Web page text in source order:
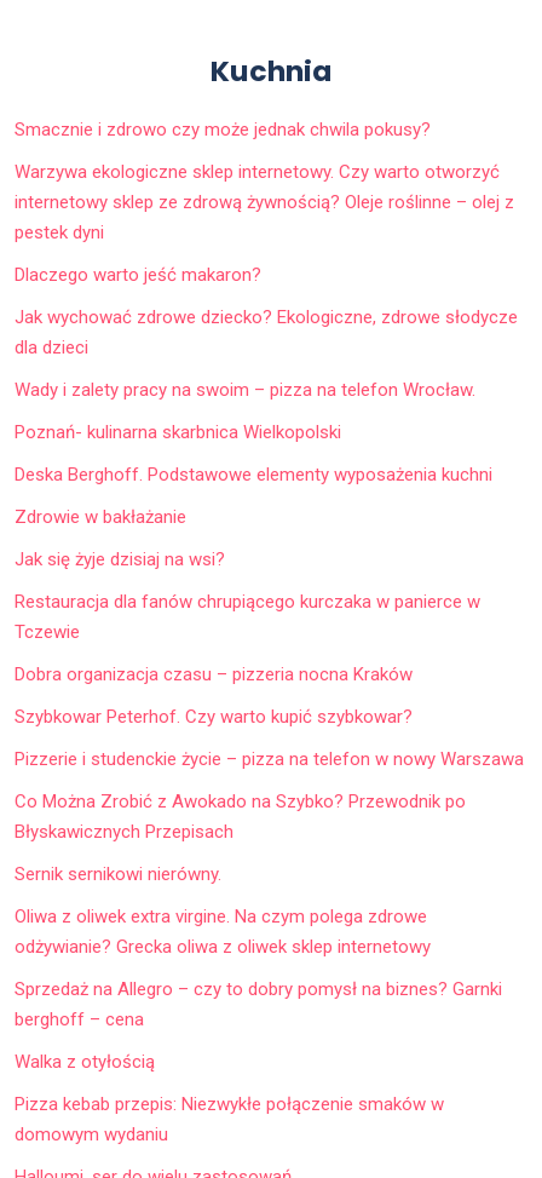
Kuchnia
Smacznie i zdrowo czy może jednak chwila pokusy?
Warzywa ekologiczne sklep internetowy. Czy warto otworzyć
internetowy sklep ze zdrową żywnością? Oleje roślinne – olej z
pestek dyni
Dlaczego warto jeść makaron?
Jak wychować zdrowe dziecko? Ekologiczne, zdrowe słodycze
dla dzieci
Wady i zalety pracy na swoim – pizza na telefon Wrocław.
Poznań- kulinarna skarbnica Wielkopolski
Deska Berghoff. Podstawowe elementy wyposażenia kuchni
Zdrowie w bakłażanie
Jak się żyje dzisiaj na wsi?
Restauracja dla fanów chrupiącego kurczaka w panierce w
Tczewie
Dobra organizacja czasu – pizzeria nocna Kraków
Szybkowar Peterhof. Czy warto kupić szybkowar?
Pizzerie i studenckie życie – pizza na telefon w nowy Warszawa
Co Można Zrobić z Awokado na Szybko? Przewodnik po
Błyskawicznych Przepisach
Sernik sernikowi nierówny.
Oliwa z oliwek extra virgine. Na czym polega zdrowe
odżywianie? Grecka oliwa z oliwek sklep internetowy
Sprzedaż na Allegro – czy to dobry pomysł na biznes? Garnki
berghoff – cena
Walka z otyłością
Pizza kebab przepis: Niezwykłe połączenie smaków w
domowym wydaniu